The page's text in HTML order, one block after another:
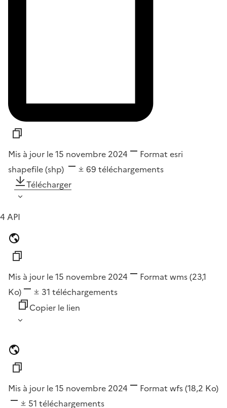
Mis à jour le 15 novembre 2024 Format esri
shapefile (shp)
69 téléchargements
Télécharger
4 API
Mis à jour le 15 novembre 2024 Format wms(23,1
Ko)
31 téléchargements
Copier le lien
Mis à jour le 15 novembre 2024 Format wfs(18,2 Ko)
51 téléchargements